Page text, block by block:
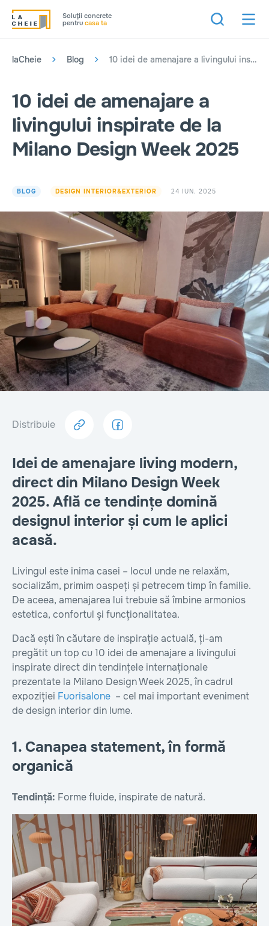
Soluţii concrete
pentru casa ta
laCheie Blog 10 idei de amenajare a livingului inspirate de la Milano Design Week 2025
10 idei de amenajare a
livingului inspirate de la
Milano Design Week 2025
BLOG DESIGN INTERIOR&EXTERIOR 24 IUN. 2025
Distribuie
Idei de amenajare living modern,
direct din Milano Design Week
2025. Află ce tendințe domină
designul interior și cum le aplici
acasă.
Livingul este inima casei – locul unde ne relaxăm,
socializăm, primim oaspeți și petrecem timp în familie.
De aceea, amenajarea lui trebuie să îmbine armonios
estetica, confortul și funcționalitatea.
Dacă ești în căutare de inspirație actuală, ți-am
pregătit un top cu 10 idei de amenajare a livingului
inspirate direct din tendințele internaționale
prezentate la Milano Design Week 2025, în cadrul
expoziției Fuorisalone – cel mai important eveniment
de design interior din lume.
1. Canapea statement, în formă
organică
Tendință: Forme fluide, inspirate de natură.